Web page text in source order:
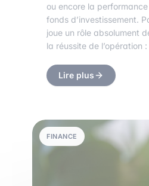
ou encore la
fonds d’investissement.
joue un rôle absolument
la réussite de l’opération :
Lire plus
FINANCE